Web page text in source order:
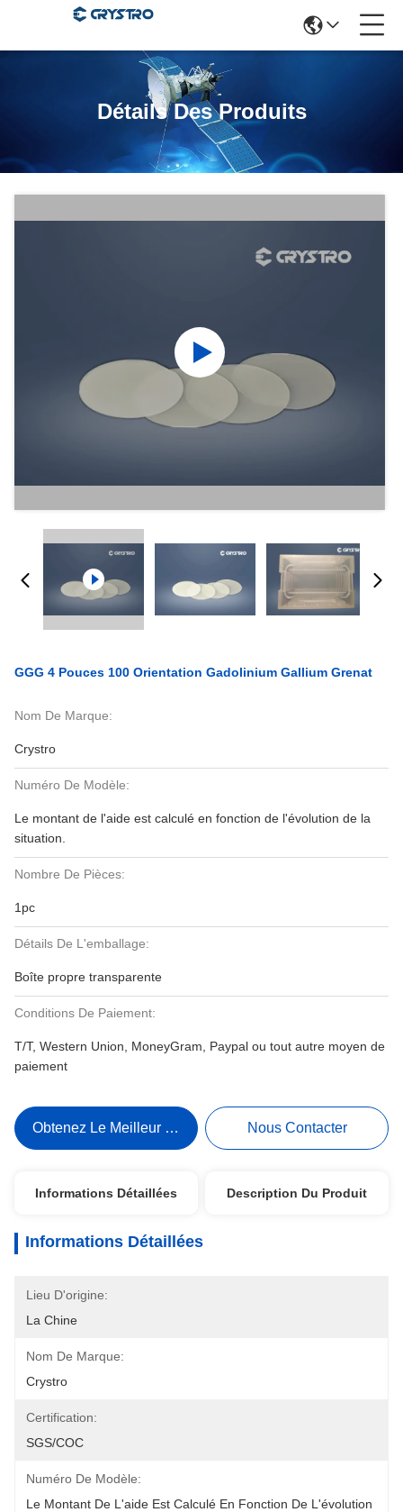
Détails Des Produits
GGG 4 Pouces 100 Orientation Gadolinium Gallium Grenat
Nom De Marque:
Crystro
Numéro De Modèle:
Le montant de l'aide est calculé en fonction de l'évolution de la
situation.
Nombre De Pièces:
1pc
Détails De L'emballage:
Boîte propre transparente
Conditions De Paiement:
T/T, Western Union, MoneyGram, Paypal ou tout autre moyen de
paiement
Obtenez Le Meilleur Prix Nous Contacter
Informations Détaillées Description Du Produit
Informations Détaillées
Lieu D'origine:
La Chine
Nom De Marque:
Crystro
Certification:
SGS/COC
Numéro De Modèle:
Le Montant De L'aide Est Calculé En Fonction De L'évolution